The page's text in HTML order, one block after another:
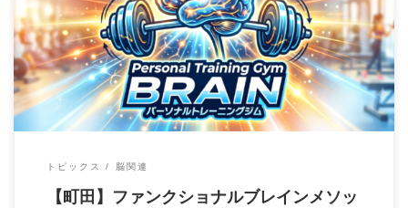
東京都町田市の健康増進専門パーソナルトレーニングジムBrain
です。 当店はファンクショナルブレイン […]
トピックス 脳関連
【町田】ファンクショナルブレインメソッ